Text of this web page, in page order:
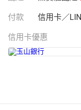
付款 信用卡／
信用卡優惠